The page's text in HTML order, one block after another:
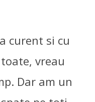
curent si cu
vreau
Dar am un